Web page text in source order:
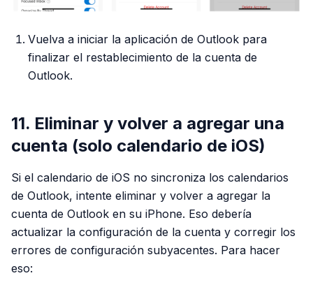
Vuelva a iniciar la aplicación de Outlook para
finalizar el restablecimiento de la cuenta de
Outlook.
11. Eliminar y volver a agregar una
cuenta (solo calendario de iOS)
Si el calendario de iOS no sincroniza los calendarios
de Outlook, intente eliminar y volver a agregar la
cuenta de Outlook en su iPhone. Eso debería
actualizar la configuración de la cuenta y corregir los
errores de configuración subyacentes. Para hacer
eso: